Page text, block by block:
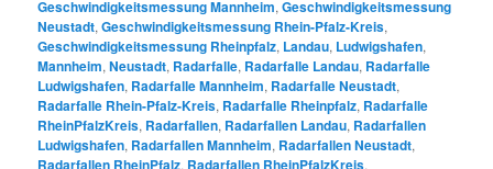
Geschwindigkeitsmessung Mannheim,Geschwindigkeitsmessung
Neustadt,Geschwindigkeitsmessung Rhein-Pfalz-Kreis,
Geschwindigkeitsmessung Rheinpfalz, Landau, Ludwigshafen,
Mannheim,Neustadt, Radarfalle, Radarfalle Landau, Radarfalle
Ludwigshafen, Radarfalle Mannheim, Radarfalle Neustadt,
Radarfalle Rhein-Pfalz-Kreis, Radarfalle Rheinpfalz, Radarfalle
RheinPfalzKreis, Radarfallen, Radarfallen Landau, Radarfallen
Ludwigshafen, Radarfallen Mannheim, Radarfallen Neustadt,
Radarfallen RheinPfalz, Radarfallen RheinPfalzKreis,